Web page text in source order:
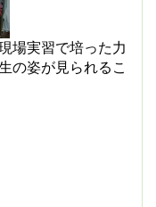
場実習で培った力
の姿が見られるこ